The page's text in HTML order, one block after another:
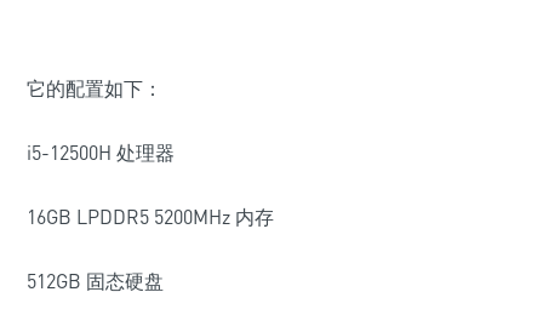
它的配置如下：
i5-12500H 处理器
16GB LPDDR5 5200MHz 内存
512GB 固态硬盘